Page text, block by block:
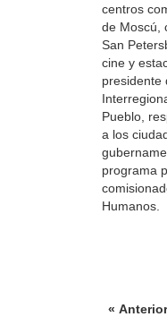
centros
de Moscú,
San
cine y
presidente
Pueblo,
a los
programa
Humanos.
« Anterior